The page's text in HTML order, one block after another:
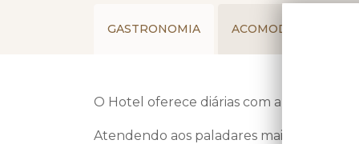
GASTRONOMIA ACOMODAÇÕES
O Hotel oferece diárias com a opção de
Atendendo aos paladares mais diversos,